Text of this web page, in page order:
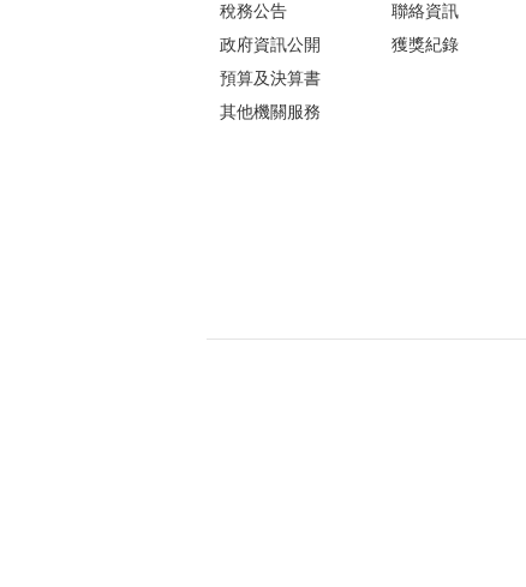
稅務公告
政府資訊公開
預算及決算書
其他機關服務
聯絡資訊
獲獎紀錄